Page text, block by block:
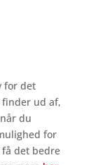
for det
ud af,
du
for
det bedre